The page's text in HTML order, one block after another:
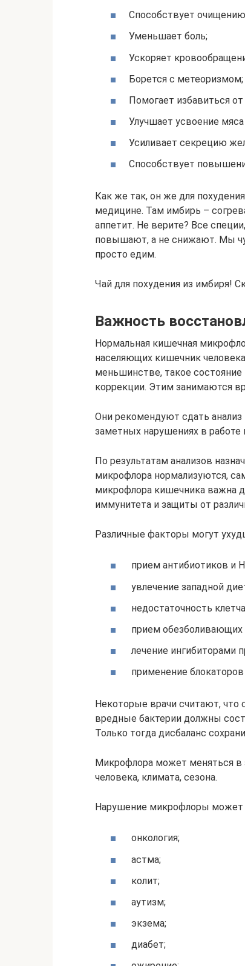
Способствует
Уменьшает боль;
Ускоряет
Борется с метеоризмом;
Помогает избавиться
Улучшает усвоение
Усиливает секрецию
Способствует
Как же так, он же для
медицине. Там имбирь –
аппетит. Не верите? Все
повышают, а не снижают. Мы
просто едим.
Чай для похудения из имбиря!
Важность
Нормальная кишечная
населяющих кишечник
меньшинстве, такое
коррекции. Этим занимаются
Они рекомендуют сдать анализ
заметных нарушениях в работе
По результатам анализов
микрофлора нормализуются,
микрофлора кишечника важна
иммунитета и защиты от
Различные факторы могут
прием антибиотиков и
увлечение западной
недостаточность
прием обезболивающих
лечение ингибиторами
применение
Некоторые врачи считают, что
вредные бактерии должны
Только тогда дисбаланс
Микрофлора может меняться в
человека, климата, сезона.
Нарушение микрофлоры
онкология;
астма;
колит;
аутизм;
экзема;
диабет;